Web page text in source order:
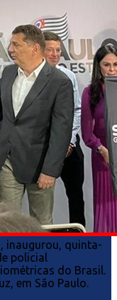
EMPATA
DA COPA DO
inaugurou, quinta-
policial
do Brasil.
em São Paulo.